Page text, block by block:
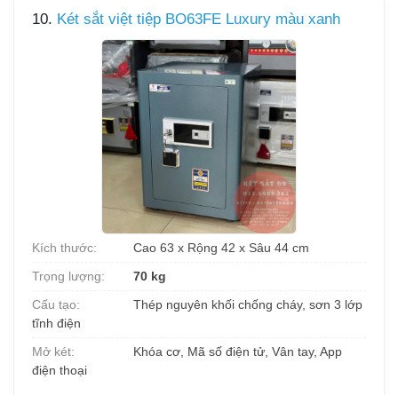
10. Két sắt việt tiệp BO63FE Luxury màu xanh
Kích thước:
Cao 63 x Rộng 42 x Sâu 44 cm
Trọng lượng:
70 kg
Cấu tạo:
Thép nguyên khối chống cháy, sơn 3 lớp
tĩnh điện
Mở két:
Khóa cơ, Mã số điện tử, Vân tay, App
điện thoại